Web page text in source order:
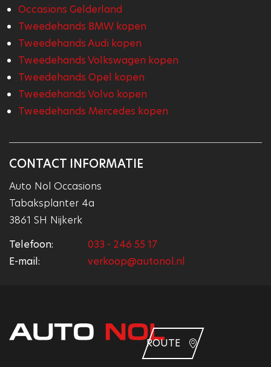
Occasions Gelderland
Tweedehands BMW kopen
Tweedehands Audi kopen
Tweedehands Volkswagen kopen
Tweedehands Opel kopen
Tweedehands Volvo kopen
Tweedehands Mercedes kopen
CONTACT INFORMATIE
Auto Nol Occasions
Tabaksplanter 4a
3861 SH Nijkerk
Telefoon:
033 - 246 55 17
E-mail:
verkoop@autonol.nl
ROUTE